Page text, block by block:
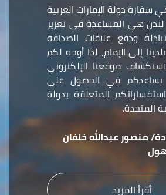
سفارة دولة الإمارات العربية
هي المساعدة في تعزيز
ودفع علاقات الصداقة
إلى الإمام، لذا أوجه لكم
موقعنا الإلكتروني
في الحصول على
المتعلقة بدولة
المتحدة.
منصور عبدالله خلفان
أقرأ المزيد